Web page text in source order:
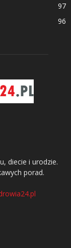
97
96
diecie i urodzie.
porad.